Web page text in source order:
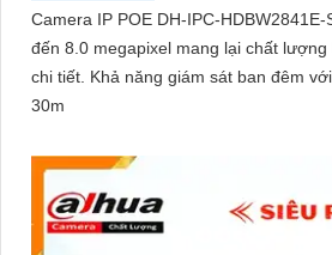
Camera IP POE DH-IPC-
đến 8.0 megapixel mang lại chất
chi tiết. Khả năng giám sát ban đêm với hồng ngoại lên đến
30m